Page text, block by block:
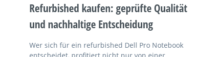
Refurbished kaufen: geprüfte Qualität
und nachhaltige Entscheidung
Wer sich für ein refurbished Dell Pro Notebook
entscheidet, profitiert nicht nur von einer